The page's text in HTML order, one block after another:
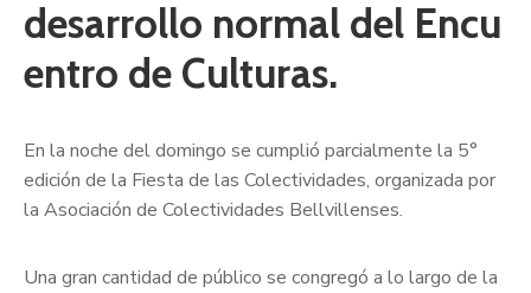
desarrollo normal del Encu
entro de Culturas.
En la noche del domingo se cumplió parcialmente la 5°
edición de la Fiesta de las Colectividades, organizada por
la Asociación de Colectividades Bellvillenses.
Una gran cantidad de público se congregó a lo largo de la